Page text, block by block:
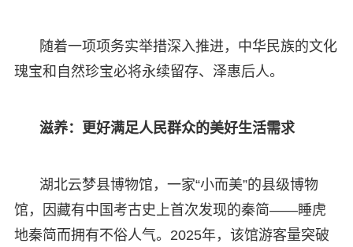
随着一项项务实举措深入推进，中华民族的文化
瑰宝和自然珍宝必将永续留存、泽惠后人。
滋养：更好满足人民群众的美好生活需求
湖北云梦县博物馆，一家“小而美”的县级博物
馆，因藏有中国考古史上首次发现的秦简——睡虎
地秦简而拥有不俗人气。2025年，该馆游客量突破